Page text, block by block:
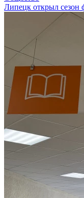
Липецк открыл сезон